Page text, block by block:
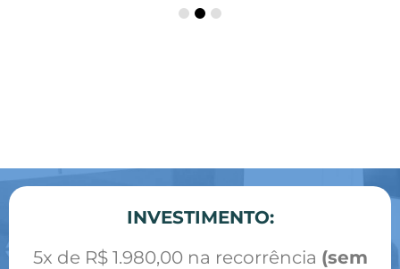
INVESTIMENTO:
5x de R$ 1.980,00 na recorrência (sem